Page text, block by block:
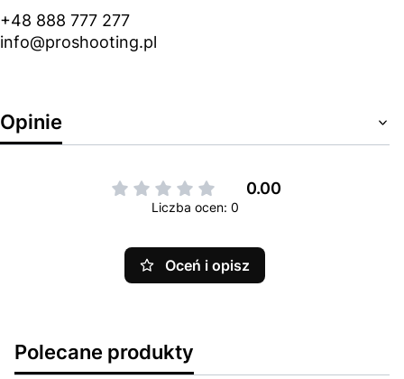
+48 888 777 277
info@proshooting.pl
Opinie
0.00
Liczba ocen: 0
Oceń i opisz
Polecane produkty